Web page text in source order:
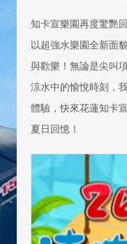
知卡宣樂園再度驚艷
以超強水樂園全新面
與歡樂！無論是尖叫
涼水中的愉悅時刻，
體驗，快來花蓮知卡
夏日回憶！